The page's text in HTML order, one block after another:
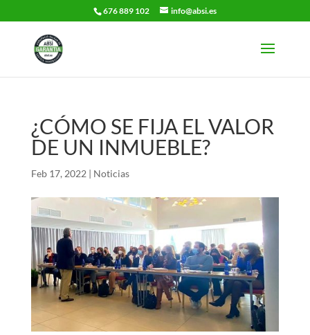
676 889 102 info@absi.es
¿CÓMO SE FIJA EL VALOR
DE UN INMUEBLE?
Feb 17, 2022 | Noticias